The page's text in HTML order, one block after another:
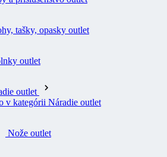
tašky, opasky outlet
outlet
outlet
v kategórii Náradie outlet
Nože outlet